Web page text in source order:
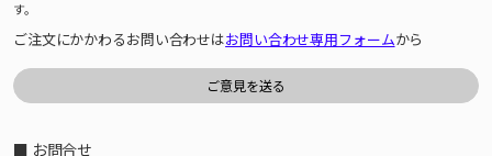
す。
ご注文にかかわるお問い合わせはお問い合わせ専用フォームから
■ お問合せ